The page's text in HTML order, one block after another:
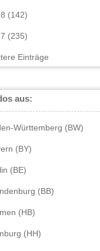
(142)
(235)
Einträge
aus:
Württemberg (BW)
(BY)
(BE)
(BB)
(HB)
(HH)